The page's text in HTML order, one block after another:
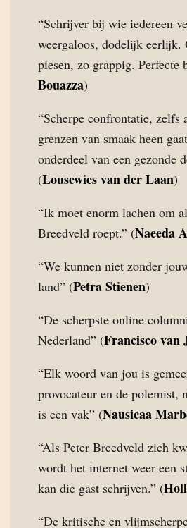
“Schrijver bij wie iedereen
weergaloos, dodelijk eerlijk.
piesen, zo grappig. Perfecte
Bouazza)
“Scherpe confrontatie, zelfs
grenzen van smaak heen
onderdeel van een gezonde
(Lousewies van der Laan)
“Ik moet enorm lachen om
Breedveld roept.” (Naeeda
“We kunnen niet zonder
land” (Petra Stienen)
“De scherpste online
Nederland” (Francisco van
“Elk woord van jou is
provocateur en de polemist,
is een vak” (Nausicaa
“Als Peter Breedveld zich
wordt het internet weer een
kan die gast schrijven.” (
“De kritische en